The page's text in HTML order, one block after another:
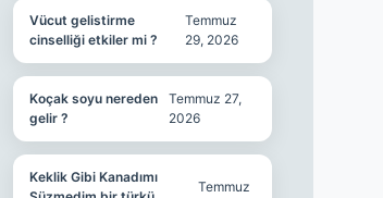
Vücut gelistirme
cinselliği etkiler mi ?
Temmuz
29, 2026
Koçak soyu nereden
gelir ?
Temmuz 27,
2026
Keklik Gibi Kanadımı
Temmuz